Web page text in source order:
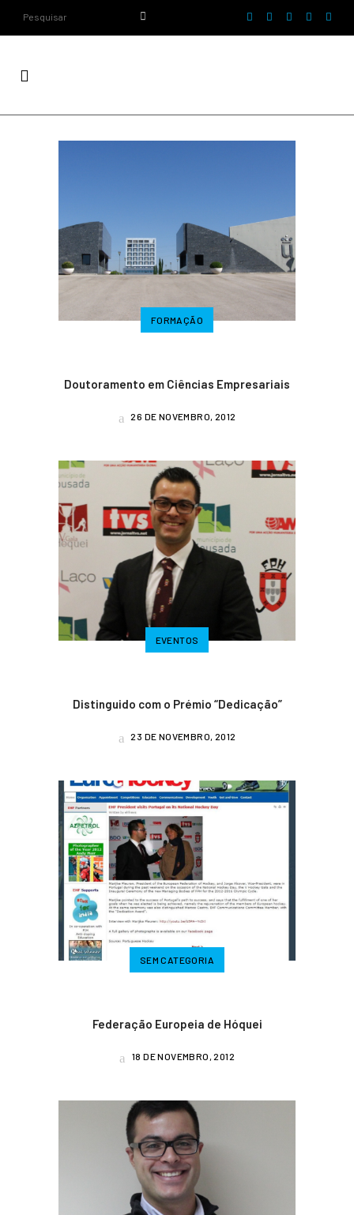
FORMAÇÃO
Doutoramento em Ciências Empresariais
26 DE NOVEMBRO, 2012
EVENTOS
Distinguido com o Prémio “Dedicação”
23 DE NOVEMBRO, 2012
SEM CATEGORIA
Federação Europeia de Hóquei
18 DE NOVEMBRO, 2012